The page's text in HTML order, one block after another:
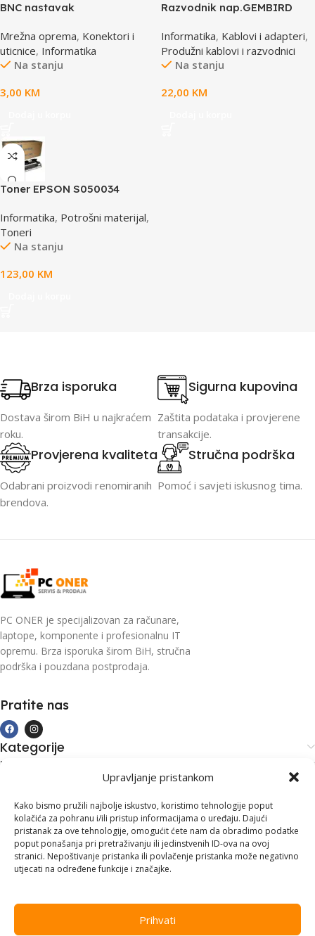
Upravljanje pristankom
Kako bismo pružili najbolje iskustvo, koristimo tehnologije poput
kolačića za pohranu i/ili pristup informacijama o uređaju. Dajući
pristanak za ove tehnologije, omogućit ćete nam da obradimo podatke
poput ponašanja pri pretraživanju ili jedinstvenih ID-ova na ovoj
stranici. Nepoštivanje pristanka ili povlačenje pristanka može negativno
utjecati na određene funkcije i značajke.
Prihvati
BNC nastavak
Mrežna oprema, Konektori i
uticnice, Informatika
Na stanju
3,00 KM
Razvodnik nap.GEMBIRD
prekidač, 1,8M, osigurač,
prenaponska zaštita
Informatika, Kablovi i adapteri,
Produžni kablovi i razvodnici
Na stanju
22,00 KM
Toner EPSON S050034
Informatika, Potrošni materijal,
Toneri
Na stanju
123,00 KM
Brza isporuka
Dostava širom BiH u najkraćem
roku.
Sigurna kupovina
Zaštita podataka i provjerene
transakcije.
Provjerena kvaliteta
Odabrani proizvodi renomiranih
brendova.
Stručna podrška
Pomoć i savjeti iskusnog tima.
PC ONER je specijalizovan za računare,
laptope, komponente i profesionalnu IT
opremu. Brza isporuka širom BiH, stručna
podrška i pouzdana postprodaja.
Pratite nas
Kategorije
Kupovina i podrška
Kontakt informacije
Branilaca Bosne, 75 300 Lukavac
+387 35 555 999
info@pconer.ba